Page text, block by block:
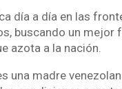
día a día en las
buscando un mejor
azota a la nación.
una madre